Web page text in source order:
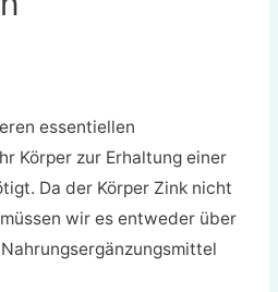
essentiellen
Körper zur Erhaltung einer
Da der Körper Zink nicht
wir es entweder über